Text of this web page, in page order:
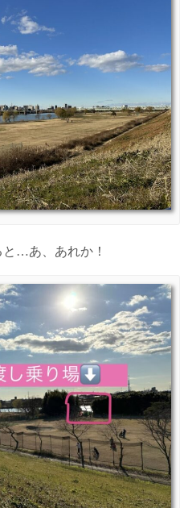
…あ、あれか！